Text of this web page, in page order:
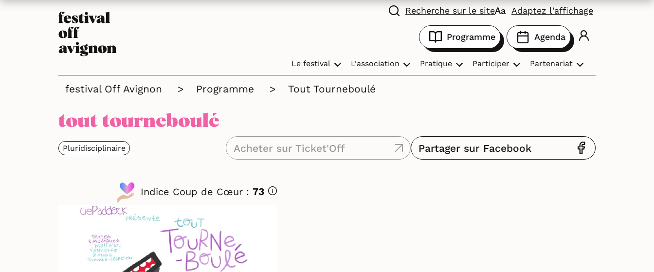
Recherche sur le site Adaptez l'affichage
Le festival L'association Pratique Participer Partenariat
Programme Agenda
festival Off Avignon > Programme > Tout Tourneboulé
tout tourneboulé
Pluridisciplinaire Acheter sur Ticket'Off Partager sur Facebook
Indice Coup de Cœur : 73